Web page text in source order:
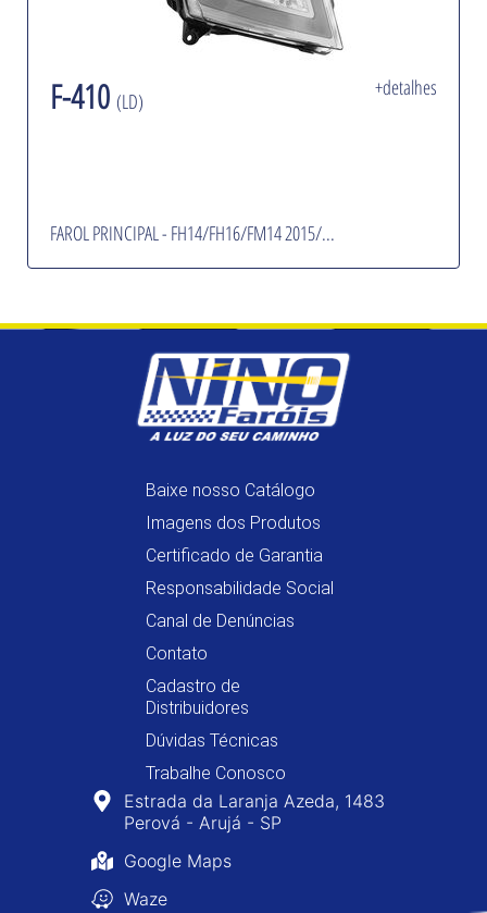
F-410 (LD)
+detalhes
FAROL PRINCIPAL - FH14/FH16/FM14 2015/...
Baixe nosso Catálogo
Imagens dos Produtos
Certificado de Garantia
Responsabilidade Social
Canal de Denúncias
Contato
Cadastro de
Distribuidores
Dúvidas Técnicas
Trabalhe Conosco
Estrada da Laranja Azeda, 1483
Perová - Arujá - SP
Google Maps
Waze